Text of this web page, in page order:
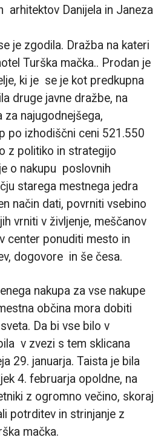
arhitektov Danijela in Janeza
je zgodila. Dražba na kateri
Turška mačka.. Prodan je
ki je se je kot predkupna
druge javne dražbe, na
za najugodnejšega,
po izhodiščni ceni 521.550
z politiko in strategijo
o nakupu poslovnih
starega mestnega jedra
način dati, povrniti vsebino
vrniti v življenje, meščanov
center ponuditi mesto in
dogovore in še česa.
nakupa za vse nakupe
občina mora dobiti
Da bi vse bilo v
v zvezi s tem sklicana
29. januarja. Taista je bila
4. februarja opoldne, na
z ogromno večino, skoraj
potrditev in strinjanje z
mačka.